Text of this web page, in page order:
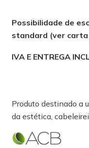
Possibilidade de
standard (ver carta
IVA E ENTREGA
Produto destinado a
da estética,